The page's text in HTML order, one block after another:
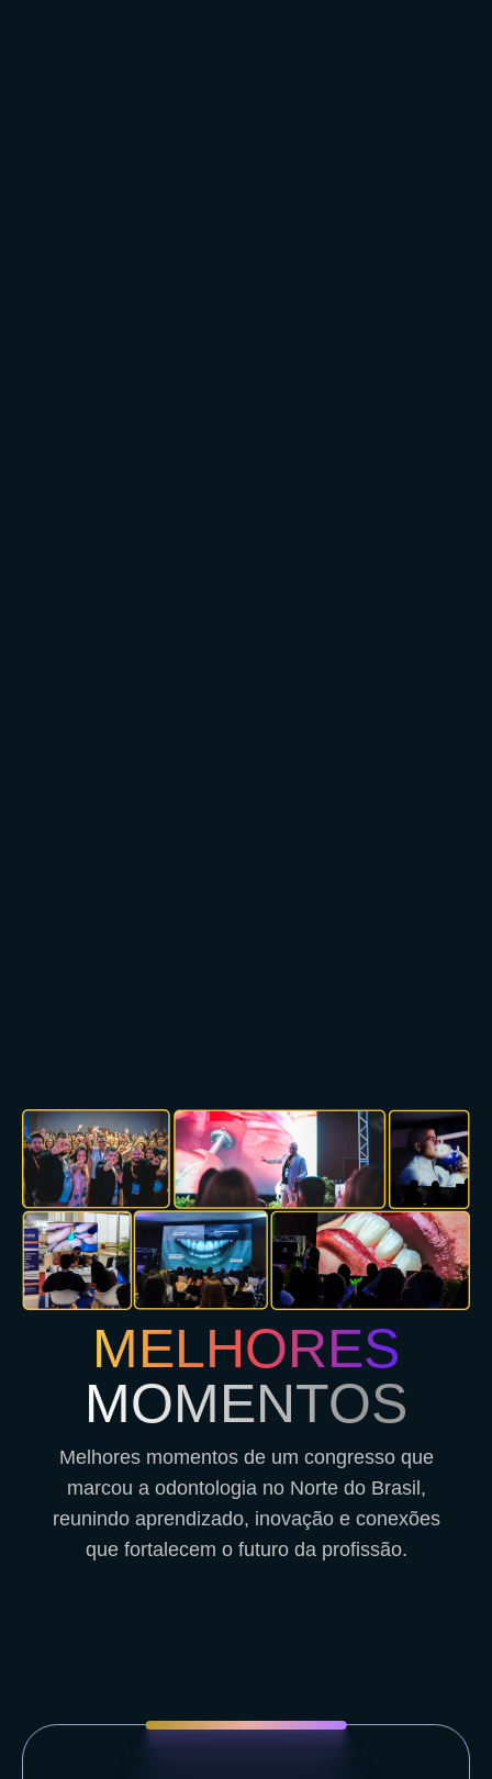
MELHORES
MOMENTOS
Melhores momentos de um congresso que
marcou a odontologia no Norte do Brasil,
reunindo aprendizado, inovação e conexões
que fortalecem o futuro da profissão.